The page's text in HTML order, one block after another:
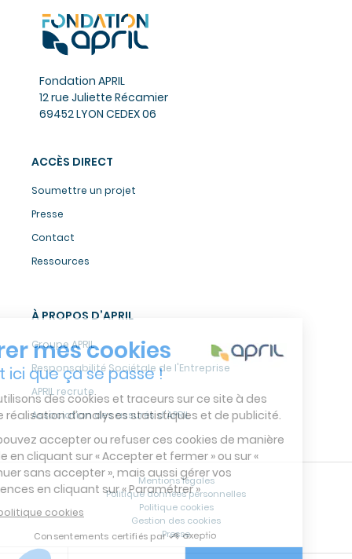
Fondation APRIL
12 rue Juliette Récamier
69452 LYON CEDEX 06
ACCÈS DIRECT
Soumettre un projet
Presse
Contact
Ressources
À PROPOS D’APRIL
Groupe APRIL
Responsabilité Sociétale de l'Entreprise
APRIL recrute
Association des assurés d'APRIL
Mentions légales
Politique données personnelles
Politique cookies
Gestion des cookies
Presse